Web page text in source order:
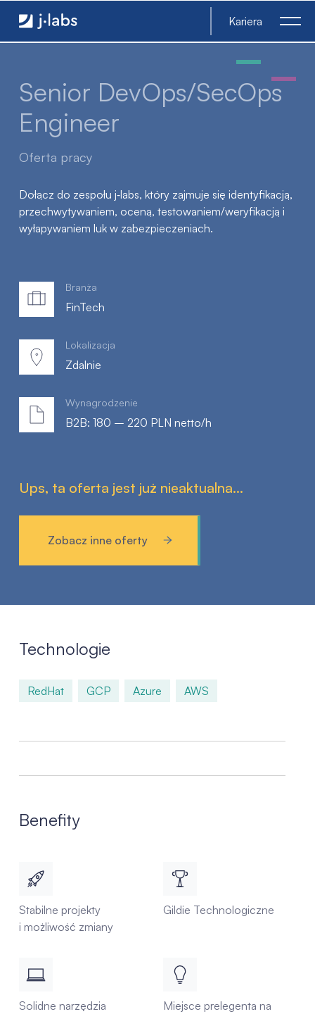
Senior DevOps/SecOps Engineer - j‑labs software
Kariera
Senior DevOps/SecOps
Engineer
Oferta pracy
Dołącz do zespołu j‑labs, który zajmuje się identyfikacją,
przechwytywaniem, oceną, testowaniem/weryfikacją i
wyłapywaniem luk w zabezpieczeniach.
Branża
FinTech
Lokalizacja
Zdalnie
Wynagrodzenie
B2B: 180 – 220 PLN netto/h
Ups, ta oferta jest już nieaktualna...
Zobacz inne oferty
Technologie
RedHat GCP Azure AWS
Benefity
Stabilne projekty
i możliwość zmiany
Gildie Technologiczne
Solidne narzędzia
Miejsce prelegenta na